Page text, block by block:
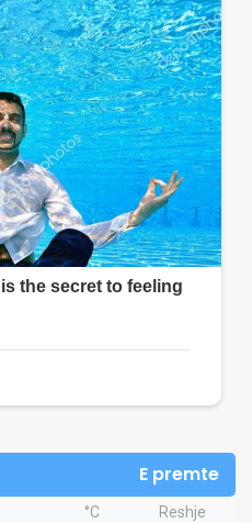
E premte
°C Reshje